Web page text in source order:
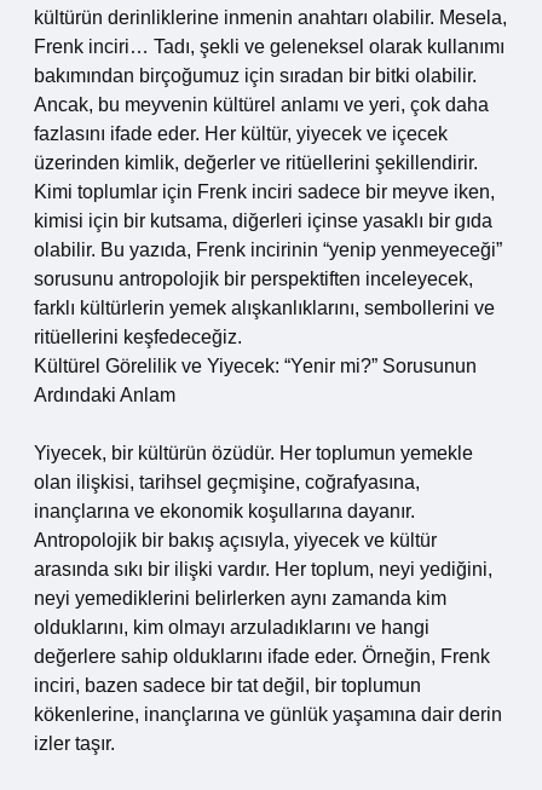
kültürün derinliklerine inmenin anahtarı olabilir. Mesela,
Frenk inciri… Tadı, şekli ve geleneksel olarak kullanımı
bakımından birçoğumuz için sıradan bir bitki olabilir.
Ancak, bu meyvenin kültürel anlamı ve yeri, çok daha
fazlasını ifade eder. Her kültür, yiyecek ve içecek
üzerinden kimlik, değerler ve ritüellerini şekillendirir.
Kimi toplumlar için Frenk inciri sadece bir meyve iken,
kimisi için bir kutsama, diğerleri içinse yasaklı bir gıda
olabilir. Bu yazıda, Frenk incirinin “yenip yenmeyeceği”
sorusunu antropolojik bir perspektiften inceleyecek,
farklı kültürlerin yemek alışkanlıklarını, sembollerini ve
ritüellerini keşfedeceğiz.
Kültürel Görelilik ve Yiyecek: “Yenir mi?” Sorusunun
Ardındaki Anlam
Yiyecek, bir kültürün özüdür. Her toplumun yemekle
olan ilişkisi, tarihsel geçmişine, coğrafyasına,
inançlarına ve ekonomik koşullarına dayanır.
Antropolojik bir bakış açısıyla, yiyecek ve kültür
arasında sıkı bir ilişki vardır. Her toplum, neyi yediğini,
neyi yemediklerini belirlerken aynı zamanda kim
olduklarını, kim olmayı arzuladıklarını ve hangi
değerlere sahip olduklarını ifade eder. Örneğin, Frenk
inciri, bazen sadece bir tat değil, bir toplumun
kökenlerine, inançlarına ve günlük yaşamına dair derin
izler taşır.